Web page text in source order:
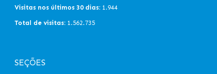
Visitas nos últimos 30 dias: 1.944
Total de visitas: 1.562.735
SEÇÕES